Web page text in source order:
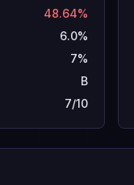
48.64%
6.0%
7%
B
7/10